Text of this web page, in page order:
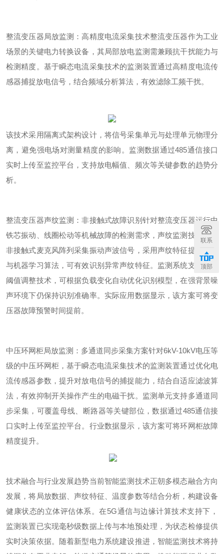
整流变压器局放监测：高精度电流采集技术整流变压器作为工业
场景的关键电力转换设备，其局部放电监测需兼顾抗干扰能力与
检测精度。基于瞬态电流采集技术的监测装置通过高精度电流传
感器捕捉放电信号，结合频域分析算法，有效滤除工频干扰。
该技术采用隔离式架构设计，将信号采集单元与处理单元物理分
离，避免强电场对测量精度的影响。监测数据通过485通信接口
实时上传至监控平台，支持放电幅值、频次等关键参数的趋势分
析。
整流变压器声纹监测：非接触式故障识别针对整流变压器运行中
铁芯振动、线圈松动等机械故障的检测需求，声纹监测技术通过
非接触式麦克风阵列采集振动声波信号，采用声纹特征提取技术
与机器学习算法，可有效识别异常声纹特征。监测系统支持动态
阈值调整技术，可根据负载变化自动优化识别模型，在强背景噪
声环境下仍保持识别准确率。实际应用数据显示，该方案可将变
压器故障预警时间提前。
中压环网柜局放监测：多通道同步采集方案针对6kV-10kV电压等
级的中压环网柜，基于瞬态电流采集技术的监测装置通过优化电
流传感器参数，提升对放电信号的捕捉能力，结合自适应滤波算
法，有效抑制开关操作产生的电磁干扰。监测单元支持多通道同
步采集，可覆盖母线、断路器等关键部位，数据通过485通信接
口实时上传至监控平台。行业数据显示，该方案可将环网柜故障
精度提升。
技术融合与行业发展趋势当前智能监测技术正朝多模态融合方向
发展，将局放数据、声纹特征、温度参数等结合分析，构建设备
健康状态的立体评估体系。在5G通信与边缘计算技术支持下，
监测装置已实现毫秒级数据上传与本地预处理，为状态检修提供
实时决策依据。随着新型电力系统建设推进，智能监测技术将持
联系
顶部